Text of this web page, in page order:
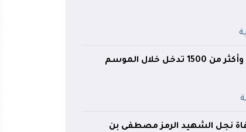
تسجيل 445 حريقا وأكثر من 1500 تدخل خلال الموسم
نجل الشهيد الرمز مصطفى بن